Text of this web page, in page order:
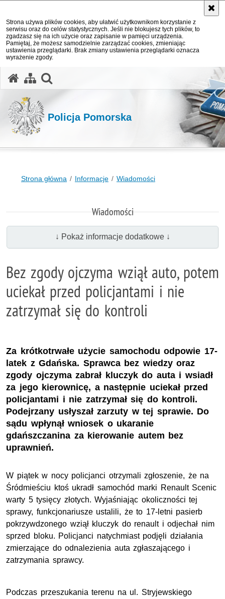
Strona używa plików cookies, aby ułatwić użytkownikom korzystanie z
serwisu oraz do celów statystycznych. Jeśli nie blokujesz tych plików, to
zgadzasz się na ich użycie oraz zapisanie w pamięci urządzenia.
Pamiętaj, że możesz samodzielnie zarządzać cookies, zmieniając
ustawienia przeglądarki. Brak zmiany ustawienia przeglądarki oznacza
wyrażenie zgody.
Policja Pomorska
Strona główna Informacje Wiadomości
Wiadomości
↓ Pokaż informacje dodatkowe ↓
Bez zgody ojczyma wziął auto, potem
uciekał przed policjantami i nie
zatrzymał się do kontroli
Za krótkotrwałe użycie samochodu odpowie 17-
latek z Gdańska. Sprawca bez wiedzy oraz
zgody ojczyma zabrał kluczyk do auta i wsiadł
za jego kierownicę, a następnie uciekał przed
policjantami i nie zatrzymał się do kontroli.
Podejrzany usłyszał zarzuty w tej sprawie. Do
sądu wpłynął wniosek o ukaranie
gdańszczanina za kierowanie autem bez
uprawnień.
W piątek w nocy policjanci otrzymali zgłoszenie, że na
Śródmieściu ktoś ukradł samochód marki Renault Scenic
warty 5 tysięcy złotych. Wyjaśniając okoliczności tej
sprawy, funkcjonariusze ustalili, że to 17-letni pasierb
pokrzywdzonego wziął kluczyk do renault i odjechał nim
sprzed bloku. Policjanci natychmiast podjęli działania
zmierzające do odnalezienia auta zgłaszającego i
zatrzymania sprawcy.
Podczas przeszukania terenu na ul. Stryjewskiego